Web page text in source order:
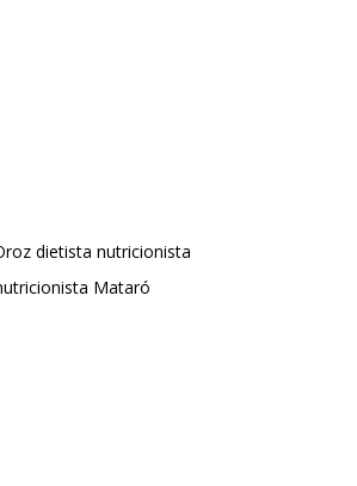
dietista nutricionista
Mataró